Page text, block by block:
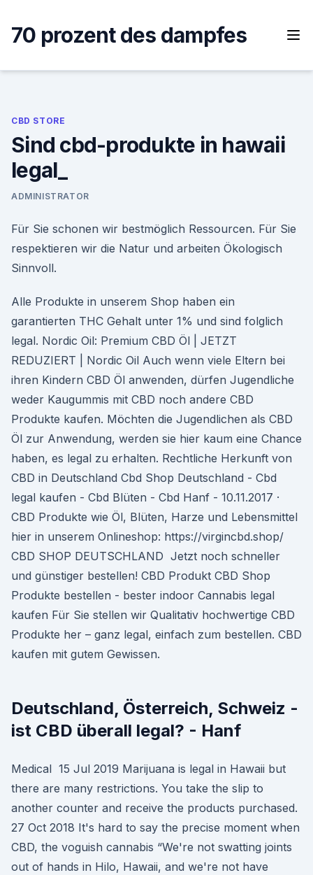
content
70 prozent des dampfes
CBD STORE
Sind cbd-produkte in hawaii
legal_
ADMINISTRATOR
Für Sie schonen wir bestmöglich Ressourcen. Für Sie
respektieren wir die Natur und arbeiten Ökologisch
Sinnvoll.
Alle Produkte in unserem Shop haben ein
garantierten THC Gehalt unter 1% und sind folglich
legal. Nordic Oil: Premium CBD Öl | JETZT
REDUZIERT | Nordic Oil Auch wenn viele Eltern bei
ihren Kindern CBD Öl anwenden, dürfen Jugendliche
weder Kaugummis mit CBD noch andere CBD
Produkte kaufen. Möchten die Jugendlichen als CBD
Öl zur Anwendung, werden sie hier kaum eine Chance
haben, es legal zu erhalten. Rechtliche Herkunft von
CBD in Deutschland Cbd Shop Deutschland - Cbd
legal kaufen - Cbd Blüten - Cbd Hanf - 10.11.2017 ·
CBD Produkte wie Öl, Blüten, Harze und Lebensmittel
hier in unserem Onlineshop: https://virgincbd.shop/
️CBD SHOP DEUTSCHLAND ️ Jetzt noch schneller
und günstiger bestellen! CBD Produkt CBD Shop
Produkte bestellen - bester indoor Cannabis legal
kaufen Für Sie stellen wir Qualitativ hochwertige CBD
Produkte her – ganz legal, einfach zum bestellen. CBD
kaufen mit gutem Gewissen.
Deutschland, Österreich, Schweiz -
ist CBD überall legal? - Hanf
Medical 15 Jul 2019 Marijuana is legal in Hawaii but
there are many restrictions. You take the slip to
another counter and receive the products purchased.
27 Oct 2018 It's hard to say the precise moment when
CBD, the voguish cannabis “We're not swatting joints
out of hands in Hilo, Hawaii, and we're not have